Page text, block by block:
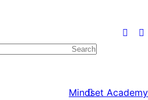
Search
Mindset Academy